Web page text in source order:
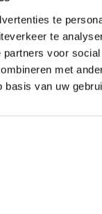
te
te
voor
met
van uw
Contact Zoeken